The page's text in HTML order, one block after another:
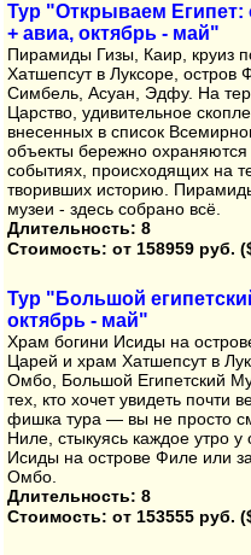
Тур "Открываем Египет:
+ авиа, октябрь - май"
Пирамиды Гизы, Каир, круиз
Хатшепсут в Луксоре,
Симбель, Асуан, Эдфу. На
Царство, удивительное
внесенных в список
объекты бережно охраняются
событиях, происходящих на
творивших историю.
музеи - здесь собрано всё.
Длительность: 8
Стоимость: от 158959 руб.
Тур "Большой
октябрь - май"
Храм богини Исиды на
Царей и храм Хатшепсут в
Омбо, Большой Египетский
тех, кто хочет увидеть почти
фишка тура — вы не просто
Ниле, стыкуясь каждое утро
Исиды на острове Филе или
Омбо.
Длительность: 8
Стоимость: от 153555 руб.